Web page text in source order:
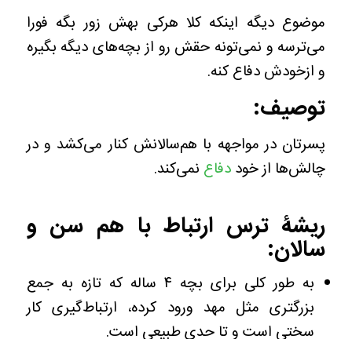
موضوع دیگه اینکه کلا هرکی بهش زور بگه فورا
می‌ترسه و نمی‌تونه حقش رو از بچه‌های دیگه بگیره
و ازخودش دفاع کنه.
توصیف:
پسرتان در مواجهه با هم‌سالانش کنار می‌کشد و در
چالش‌ها از خوددفاع نمی‌کند.
ریشۀترس ارتباط با هم سن و
سالان:
به طور کلی برای بچه ۴ ساله که تازه به جمع
بزرگتری مثل مهد ورود کرده، ارتباط‌گیری کار
سختی است و تا حدی طبیعی است.